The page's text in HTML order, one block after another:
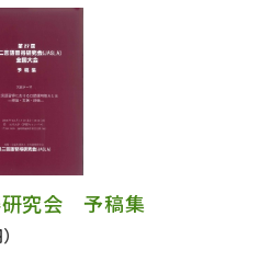
研究会 予稿集